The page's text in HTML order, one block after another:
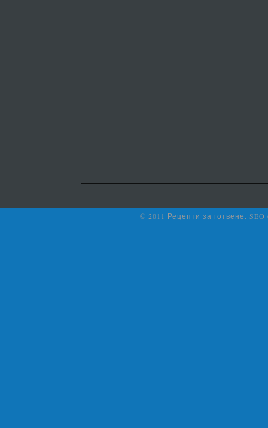
© 2011 Рецепти за готвене.